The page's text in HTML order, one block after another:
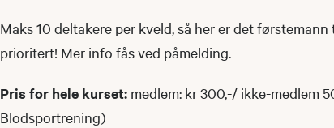
Maks 10 deltakere per kveld, så her er det
prioritert! Mer info fås ved påmelding.
Pris for hele kurset: medlem: kr 300,-/ ikke-medlem
Blodsportrening)